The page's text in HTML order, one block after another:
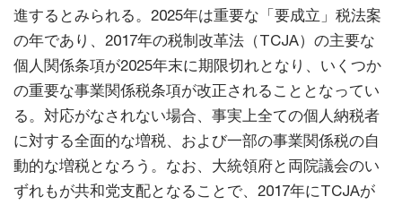
進するとみられる。2025年は重要な「要成立」税法案
の年であり、2017年の税制改革法（TCJA）の主要な
個人関係条項が2025年末に期限切れとなり、いくつか
の重要な事業関係税条項が改正されることとなってい
る。対応がなされない場合、事実上全ての個人納税者
に対する全面的な増税、および一部の事業関係税の自
動的な増税となろう。なお、大統領府と両院議会のい
ずれもが共和党支配となることで、2017年にTCJAが